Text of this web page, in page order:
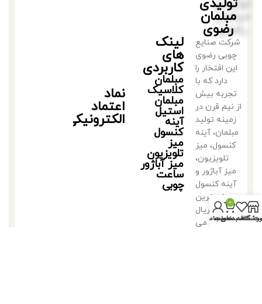
مبلمان
رضوی
شرکت صنایع
چوبی رضوی
این افتخار را
دارد که با
تجربه بیش
از نیم قرن در
زمینه تولید
مبلمان، آینه
کنسول، میز
تلویزیون،
میز آباژور و
آینه کنسول
با بهترین
متریال
فعالیت می
لینک
های
کاربردی
مبلمان
کلاسیک
مبلمان
استیل
آینه
کنسول
میز
تلویزیون
میز آباژور
ساعت
چوبی
نماد
اعتماد
الکترونیکی
علاقه مندی ها
0
سبد خرید
حساب من